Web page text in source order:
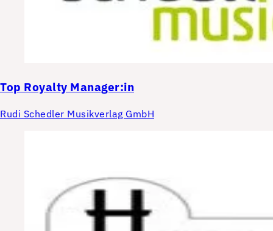
Top Royalty Manager:in
Rudi Schedler Musikverlag GmbH